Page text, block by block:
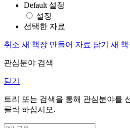
Default 설정
설정
선택한 자료
취소 새 책장 만들어 자료 담기 새 책
관심분야 검색
닫기
트리 또는 검색을 통해 관심분야를
클릭 하십시오.